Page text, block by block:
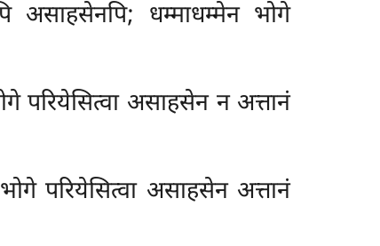
असाहसेनपि; धम्माधम्मेन भोगे
परियेसित्वा असाहसेन न अत्तानं
परियेसित्वा असाहसेन अत्तानं